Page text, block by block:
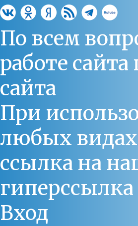
По всем
работе
сайта
При
любых
ссылка на
Вход